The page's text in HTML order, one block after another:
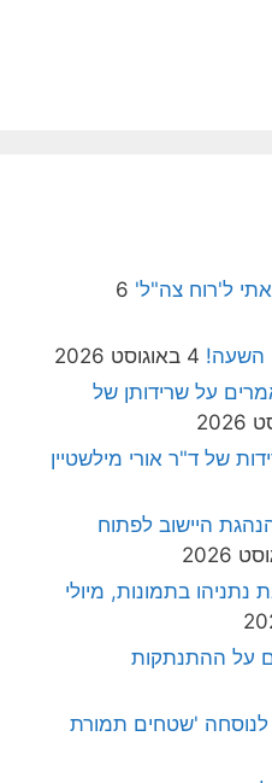
ל'רוח צה"ל' 6
השעה! 4 באוגוסט 2026
על שרידותן של
של ד"ר אורי מילשטיין
היישוב לפתוח
נתניהו בתמונות, מיולי
על ההתנתקות
לנוסחה 'שטחים תמורת